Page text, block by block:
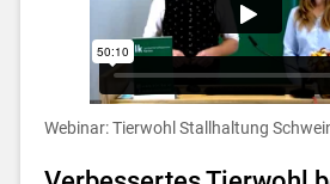
Skip to main
Webinar: Tierwohl Stallhaltung